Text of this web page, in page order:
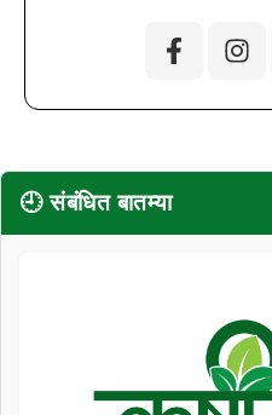
🕘 संबंधित बातम्या